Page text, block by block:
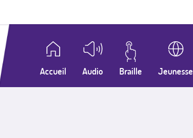
Accueil Audio Braille Jeunesse